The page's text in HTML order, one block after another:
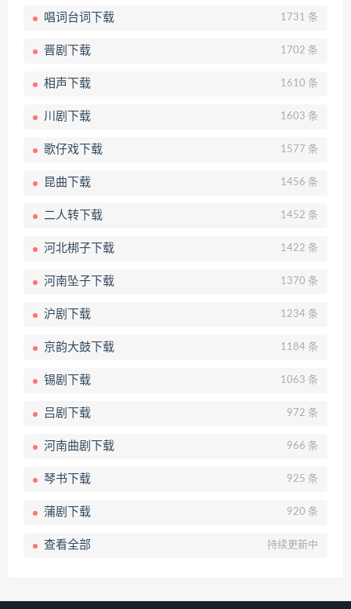
唱词台词下载 1731 条
晋剧下载 1702 条
相声下载 1610 条
川剧下载 1603 条
歌仔戏下载 1577 条
昆曲下载 1456 条
二人转下载 1452 条
河北梆子下载 1422 条
河南坠子下载 1370 条
沪剧下载 1234 条
京韵大鼓下载 1184 条
锡剧下载 1063 条
吕剧下载 972 条
河南曲剧下载 966 条
琴书下载 925 条
蒲剧下载 920 条
查看全部 持续更新中